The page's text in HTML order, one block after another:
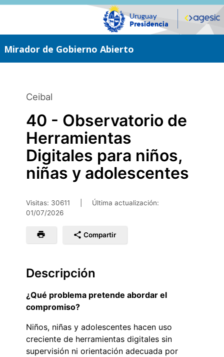
Saltar
Mirador de Gobierno Abierto
Ceibal
40 - Observatorio de
Herramientas
Digitales para niños,
niñas y adolescentes
Visitas: 30611
Última actualización:
01/07/2026
Compartir
Descripción
¿Qué problema pretende abordar el
compromiso?
Niños, niñas y adolescentes hacen uso
creciente de herramientas digitales sin
supervisión ni orientación adecuada por